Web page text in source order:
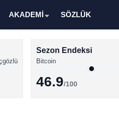
AKADEMİ SÖZLÜK
Sezon Endeksi
Bitcoin
46.9/100